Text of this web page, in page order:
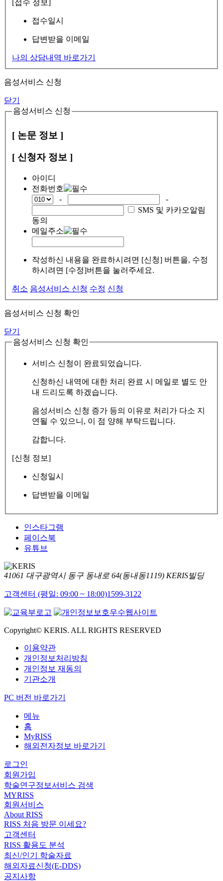
[접수 정보]
접수일시
답변받을 이메일
나의 상담내역 바로가기
음성서비스 신청
닫기
음성서비스 신청
[ 논문 정보 ]
[ 신청자 정보 ]
아이디
전화번호
-
-
SMS 및 카카오알림
동의
메일주소
작성하신 내용을 완료하시려면 [신청] 버튼을, 수정
하시려면 [수정]버튼을 눌러주세요.
취소 음성서비스 신청 수정 신청
음성서비스 신청 확인
닫기
음성서비스 신청 확인
서비스 신청이 완료되었습니다.
신청하신 내역에 대한 처리 완료 시 메일로 별도 안
내 드리도록 하겠습니다.
음성서비스 신청 증가 등의 이유로 처리가 다소 지
연될 수 있으니, 이 점 양해 부탁드립니다.
감합니다.
[신청 정보]
신청일시
답변받을 이메일
인스타그램
페이스북
유튜브
41061 대구광역시 동구 동내로 64(동내동1119) KERIS빌딩
고객센터 (평일: 09:00 ~ 18:00)1599-3122
Copyright© KERIS. ALL RIGHTS RESERVED
이용약관
개인정보처리방침
개인정보 재동의
기관소개
PC 버전 바로가기
메뉴
홈
MyRISS
해외전자정보 바로가기
로그인
회원가입
학술연구정보서비스 검색
MYRISS
회원서비스
About RISS
RISS 처음 방문 이세요?
고객센터
RISS 활용도 분석
최신/인기 학술자료
해외자료신청(E-DDS)
공지사항